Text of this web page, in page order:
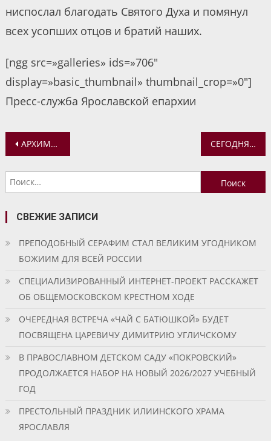
ниспослал благодать Святого Духа и помянул
всех усопших отцов и братий наших.
[ngg src=»galleries» ids=»706″
display=»basic_thumbnail» thumbnail_crop=»0″]
Пресс-служба Ярославской епархии
Навигация
по
записям
АРХИМАНДРИТ СИЛЬВЕСТР (ЛУКАШЕНКО) ВЫСТУПИЛ НА ГРАЖДАНСКОМ ФОРУМЕ СЕГОДНЯ НАШ ОБЩИЙ ПРАЗДНИК — ВЕЛИКИЙ ПРАЗДНИК ТОРЖЕСТВА ЦЕРКВИ, ТОРЖЕСТВА ВЕРЫ, ТОРЖЕСТВА ПРАВОСЛАВИЯ
Найти:
СВЕЖИЕ ЗАПИСИ
ПРЕПОДОБНЫЙ СЕРАФИМ СТАЛ ВЕЛИКИМ УГОДНИКОМ
БОЖИИМ ДЛЯ ВСЕЙ РОССИИ
СПЕЦИАЛИЗИРОВАННЫЙ ИНТЕРНЕТ-ПРОЕКТ РАССКАЖЕТ
ОБ ОБЩЕМОСКОВСКОМ КРЕСТНОМ ХОДЕ
ОЧЕРЕДНАЯ ВСТРЕЧА «ЧАЙ С БАТЮШКОЙ» БУДЕТ
ПОСВЯЩЕНА ЦАРЕВИЧУ ДИМИТРИЮ УГЛИЧСКОМУ
В ПРАВОСЛАВНОМ ДЕТСКОМ САДУ «ПОКРОВСКИЙ»
ПРОДОЛЖАЕТСЯ НАБОР НА НОВЫЙ 2026/2027 УЧЕБНЫЙ
ГОД
ПРЕСТОЛЬНЫЙ ПРАЗДНИК ИЛИИНСКОГО ХРАМА
ЯРОСЛАВЛЯ